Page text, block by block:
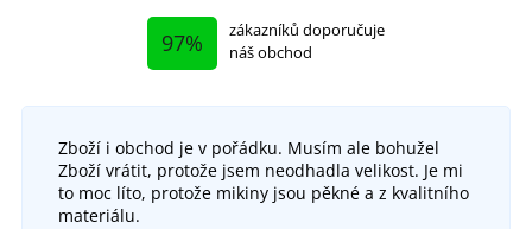
97%
zákazníků doporučuje
náš obchod
Zboží i obchod je v pořádku. Musím ale bohužel
Zboží vrátit, protože jsem neodhadla velikost. Je mi
to moc líto, protože mikiny jsou pěkné a z kvalitního
materiálu.